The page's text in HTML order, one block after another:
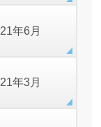
年6月
年3月